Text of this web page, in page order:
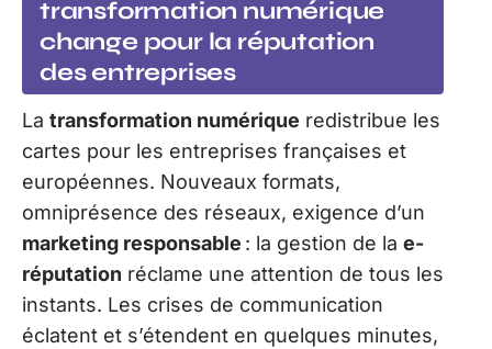
transformation numérique
change pour la réputation
des entreprises
La transformation numérique redistribue les
cartes pour les entreprises françaises et
européennes. Nouveaux formats,
omniprésence des réseaux, exigence d’un
marketing responsable : la gestion de la e-
réputation réclame une attention de tous les
instants. Les crises de communication
éclatent et s’étendent en quelques minutes,